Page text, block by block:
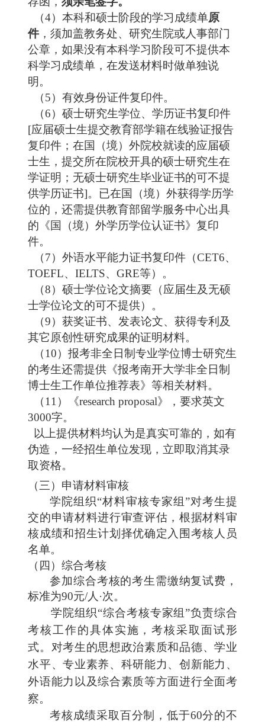
（4）本科和硕士阶段的学习成绩单原
件 ，须加盖教务处、研究生院或人事部门
公章，如果没有本科学习阶段可不提供本
科学习成绩单，在发送材料时做单独说
明。
（5）有效身份证件复印件。
（6）硕士研究生学位、学历证书复印件
[应届硕士生提交教育部学籍在线验证报告
复印件；在国（境）外院校就读的应届硕
士生，提交所在院校开具的硕士研究生在
学证明；无硕士研究生毕业证书的可不提
供学历证书]。已在国（境）外获得学历学
位的，还需提供教育部留学服务中心出具
的《国（境）外学历学位认证书》复印
件。
（7）外语水平能力证书复印件（CET6、
TOEFL、IELTS、GRE等） 。
（8）硕士学位论文摘要（应届生及无硕
士学位论文的可不提供） 。
（9）获奖证书、发表论文、获得专利及
其它原创性研究成果的证明材料。
（10）报考非全日制专业学位博士研究生
的考生还需提供《报考南开大学非全日制
博士生工作单位推荐表》等相关材料。
（11 ）《research proposal》，要求英文
3000字。
以上提供材料均认为是真实可靠的，如有
伪造，一经招生单位发现，立即取消其录
取资格。
（三）申请材料审核
学院组织“材料审核专家组”对考生提
交的申请材料进行审查评估，根据材料审
核成绩和招生计划择优确定入围考核人员
名单。
（四）综合考核
参加综合考核的考生需缴纳复试费，
标准为90元/人 ·次。
学院组织“综合考核专家组”负责综合
考核工作的具体实施 ，考核采取面试形
式。 对考生的思想政治素质和品德、学业
水平、专业素养、科研能力、创新能力 、
外语能力 以及综合素质等方面进行全面考
察。
考核成绩采取百分制，低于60分的不